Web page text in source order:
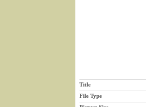
Title
File Type